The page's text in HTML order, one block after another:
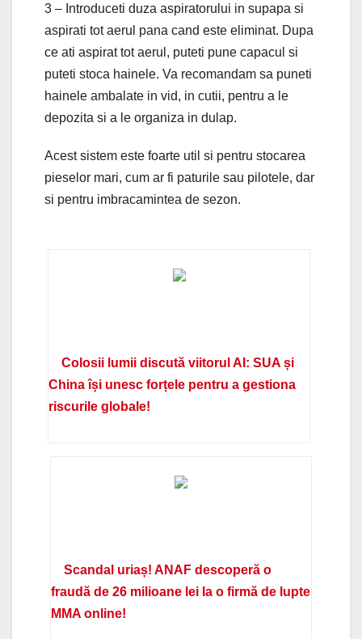
3 – Introduceti duza aspiratorului in supapa si
aspirati tot aerul pana cand este eliminat. Dupa
ce ati aspirat tot aerul, puteti pune capacul si
puteti stoca hainele. Va recomandam sa puneti
hainele ambalate in vid, in cutii, pentru a le
depozita si a le organiza in dulap.
Acest sistem este foarte util si pentru stocarea
pieselor mari, cum ar fi paturile sau pilotele, dar
si pentru imbracamintea de sezon.
Colosii lumii discută viitorul AI: SUA și
China își unesc forțele pentru a gestiona
riscurile globale!
Scandal uriaș! ANAF descoperă o
fraudă de 26 milioane lei la o firmă de lupte
MMA online!